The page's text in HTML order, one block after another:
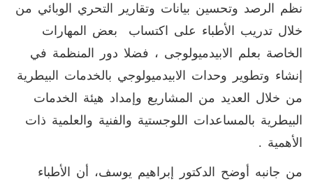
نظم الرصد وتحسين بيانات وتقارير التحري الوبائي من
خلال تدريب الأطباء على اكتساب بعض المهارات
الخاصة بعلم الابيدميولوجى ، فضلا دور المنظمة في
إنشاء وتطوير وحدات الابيدميولوجي بالخدمات البيطرية
من خلال العديد من المشاريع وإمداد هيئة الخدمات
البيطرية بالمساعدات اللوجستية والفنية والعلمية ذات
الأهمية .
من جانبه أوضح الدكتور إبراهيم يوسف، أن الأطباء